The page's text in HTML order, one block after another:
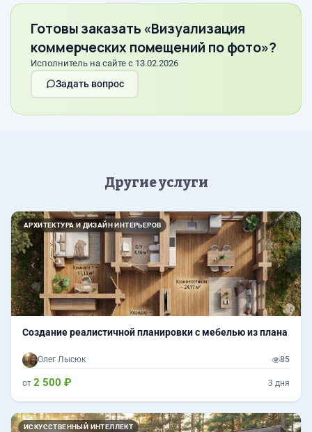
Готовы заказать «Визуализация
коммерческих помещений по фото»?
Исполнитель на сайте с 13.02.2026
Задать вопрос
Другие услуги
АРХИТЕКТУРА И ДИЗАЙН ИНТЕРЬЕРОВ
Назад
Создание реалистичной планировки с мебелью из плана
Олег Лысюк 85
от 2 500 ₽ 3 дня
ИСКУССТВЕННЫЙ ИНТЕЛЛЕКТ
Назад